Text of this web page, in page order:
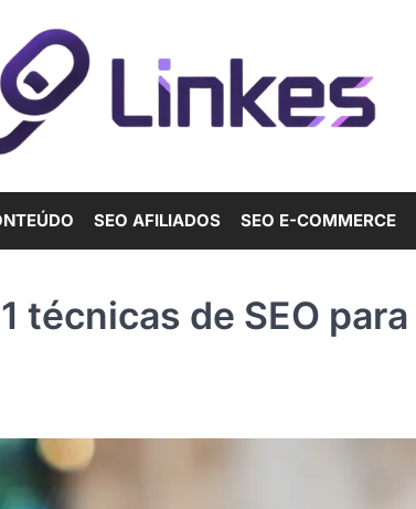
SEO AFILIADOS SEO E-COMMERCE
técnicas de SEO